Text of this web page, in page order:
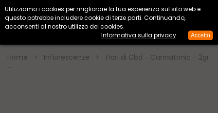
Home Infiorescenze
Fiori di Cbd - Cannatonic - 2gr
-
Utilizziamo i cookies per migliorare la tua esperienza sul sito web e
questo potrebbe includere cookie di terze parti. Continuando,
acconsenti al nostro utilizzo dei cookies.
Informativa sulla privacy
Accetto
 
